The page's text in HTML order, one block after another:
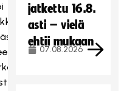
jatkettu 16.8.
asti – vielä
ehtii mukaan
07.08.2026